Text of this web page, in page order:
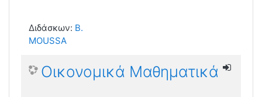
Διδάσκων: B.
MOUSSA
Οικονομικά Μαθηματικά